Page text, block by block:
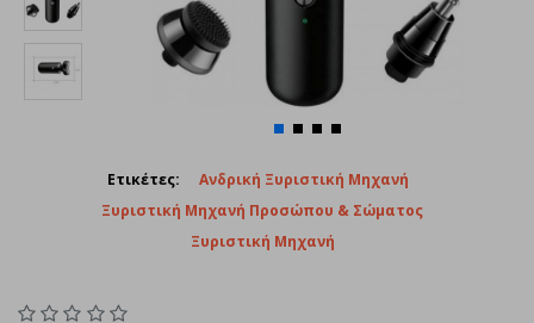
Ετικέτες:
Ανδρική Ξυριστική Μηχανή
Ξυριστική Μηχανή Προσώπου & Σώματος
Ξυριστική Μηχανή